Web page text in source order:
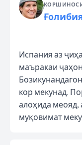
Испания аз
маъракаи
кор мекунад.
алоҳида меояд,
муқовимат